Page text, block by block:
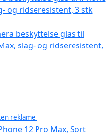
beskyttelse glas til
slag- og ridseresistent,
reklame